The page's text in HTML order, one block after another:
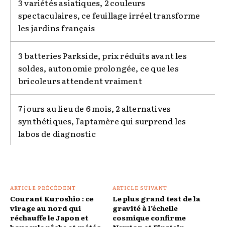
3 variétés asiatiques, 2 couleurs
spectaculaires, ce feuillage irréel transforme
les jardins français
3 batteries Parkside, prix réduits avant les
soldes, autonomie prolongée, ce que les
bricoleurs attendent vraiment
7 jours au lieu de 6 mois, 2 alternatives
synthétiques, l’aptamère qui surprend les
labos de diagnostic
ARTICLE PRÉCÉDENT
Courant Kuroshio : ce
virage au nord qui
réchauffe le Japon et
ARTICLE SUIVANT
Le plus grand test de la
gravité à l’échelle
cosmique confirme